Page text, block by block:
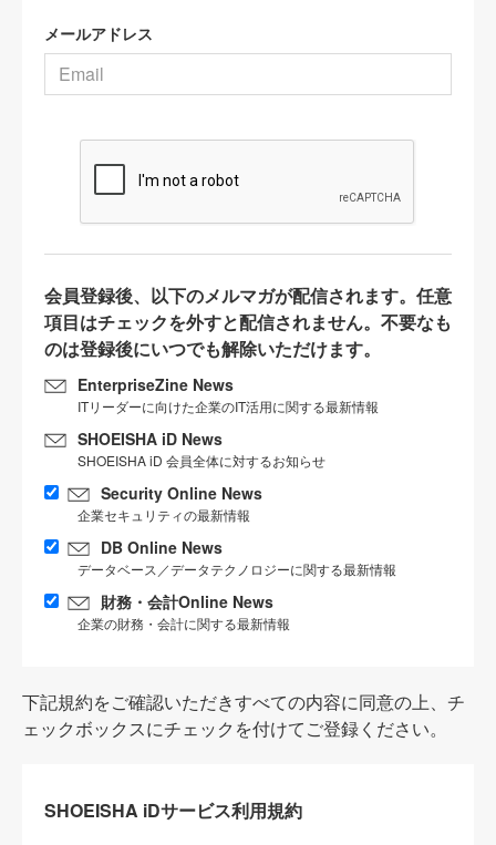
メールアドレス
会員登録後、以下のメルマガが配信されます。任意
項目はチェックを外すと配信されません。不要なも
のは登録後にいつでも解除いただけます。
EnterpriseZine News
ITリーダーに向けた企業のIT活用に関する最新情報
SHOEISHA iD News
SHOEISHA iD 会員全体に対するお知らせ
Security Online News
企業セキュリティの最新情報
DB Online News
データベース／データテクノロジーに関する最新情報
財務・会計Online News
企業の財務・会計に関する最新情報
下記規約をご確認いただきすべての内容に同意の上、チ
ェックボックスにチェックを付けてご登録ください。
SHOEISHA iDサービス利用規約